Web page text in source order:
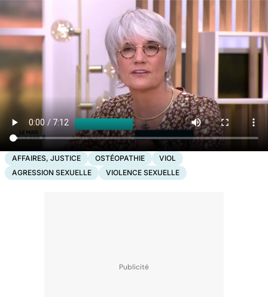
AFFAIRES, JUSTICE OSTÉOPATHIE
VIOL
AGRESSION SEXUELLE
VIOLENCE SEXUELLE